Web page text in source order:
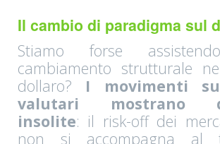
Il cambio di paradigma sul
Stiamo forse
cambiamento strutturale
dollaro? I movimenti
valutari mostrano
insolite: il risk-off dei
non si accompagna al